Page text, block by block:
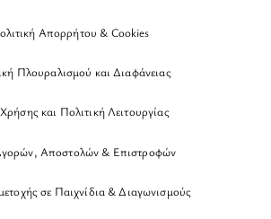
Απορρήτου & Cookies
Πλουραλισμού και Διαφάνειας
και Πολιτική Λειτουργίας
Αποστολών & Επιστροφών
σε Παιχνίδια & Διαγωνισμούς